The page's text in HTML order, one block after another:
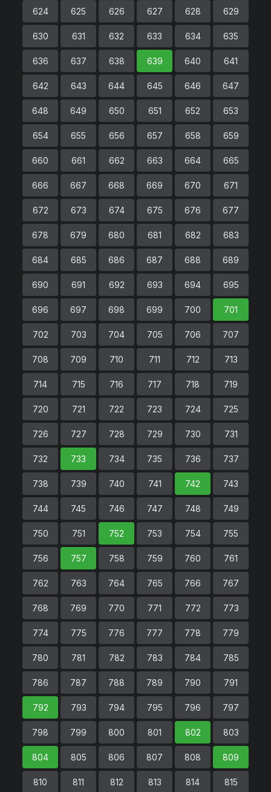
624 625 626 627 628 629
630 631 632 633 634 635
636 637 638 639 640 641
642 643 644 645 646 647
648 649 650 651 652 653
654 655 656 657 658 659
660 661 662 663 664 665
666 667 668 669 670 671
672 673 674 675 676 677
678 679 680 681 682 683
684 685 686 687 688 689
690 691 692 693 694 695
696 697 698 699 700 701
702 703 704 705 706 707
708 709 710 711 712 713
714 715 716 717 718 719
720 721 722 723 724 725
726 727 728 729 730 731
732 733 734 735 736 737
738 739 740 741 742 743
744 745 746 747 748 749
750 751 752 753 754 755
756 757 758 759 760 761
762 763 764 765 766 767
768 769 770 771 772 773
774 775 776 777 778 779
780 781 782 783 784 785
786 787 788 789 790 791
792 793 794 795 796 797
798 799 800 801 802 803
804 805 806 807 808 809
810 811 812 813 814 815